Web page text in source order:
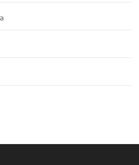
S45C theo kích thước yêu cầu